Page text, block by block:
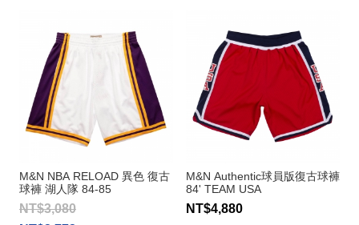
M&N NBA RELOAD 異色 復古
球褲 湖人隊 84-85
NT$3,080
M&N Authentic球員版復古球褲
84' TEAM USA
NT$4,880